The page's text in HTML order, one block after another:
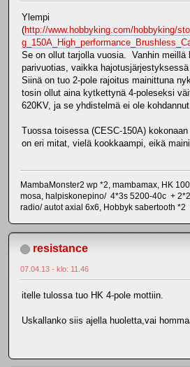
Ylempi
(http://www.hobbyking.com/hobbyking/
Se on ollut tarjolla vuosia. Vanhin meillä
parivuotias, vaikka hajotusjärjestyksessä
Siinä on tuo 2-pole rajoitus mainittuna
tosin ollut aina kytkettynä 4-poleseksi
620KV, ja se yhdistelmä ei ole
Tuossa toisessa (CESC-150A)
on eri mitat, vielä kookkaampi, eikä
MambaMonster2 wp *2, mambamax, HK
mosa, halpiskonepino/ 4*3s 5200-40c +
radio/ autot axial 6x6, Hobbyk sabertooth *2
resistance
07.04.13 - klo: 11.46
itelle tulossa tuo HK 4-pole mottiin.
Uskallanko siis ajella huoletta,vai